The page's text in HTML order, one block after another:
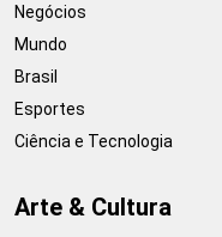
Negócios
Mundo
Brasil
Esportes
Ciência e Tecnologia
Arte & Cultura